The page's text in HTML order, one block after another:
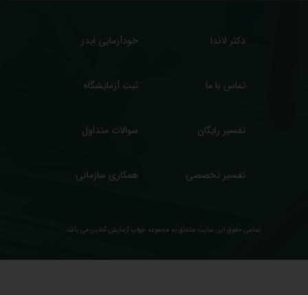
تمامی حقوق این سایت متعلق به مجموعه ​جواب آزمایش آنلاین می باشد.
دکتر لاندا
تفسیر تخصصی
تفسیر رایگان
خودآزمایی ایدز
ثبت آزمایشگاه تماس با ما
سوالات متداول
همکاری سازمانی